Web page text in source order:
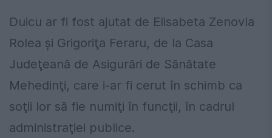
Duicu ar fi fost ajutat de Elisabeta Zenovia
Rolea şi Grigoriţa Feraru, de la Casa
Judeţeană de Asigurări de Sănătate
Mehedinţi, care i-ar fi cerut în schimb ca
soţii lor să fie numiţi în funcţii, în cadrul
administraţiei publice.